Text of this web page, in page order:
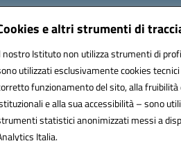
e altri strumenti di
nostro Istituto non utilizza strumenti di
utilizzati esclusivamente cookies
funzionamento del sito, alla fruibilità
e alla sua accessibilità – sono
statistici anonimizzati messi a
Italia.